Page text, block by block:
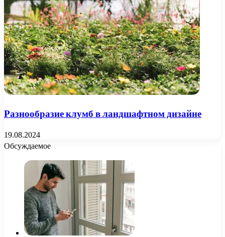
Разнообразие клумб в ландшафтном дизайне
19.08.2024
Обсуждаемое